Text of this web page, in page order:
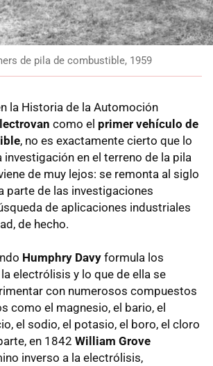
de pila de combustible, 1959
la Historia de la Automoción
como el primer vehículo de
, no es exactamente cierto que lo
investigación en el terreno de la pila
de muy lejos: se remonta al siglo
parte de las investigaciones
de aplicaciones industriales
de hecho.
Humphry Davy formula los
electrólisis y lo que de ella se
con numerosos compuestos
como el magnesio, el bario, el
el sodio, el potasio, el boro, el cloro
en 1842 William Grove
inverso a la electrólisis,